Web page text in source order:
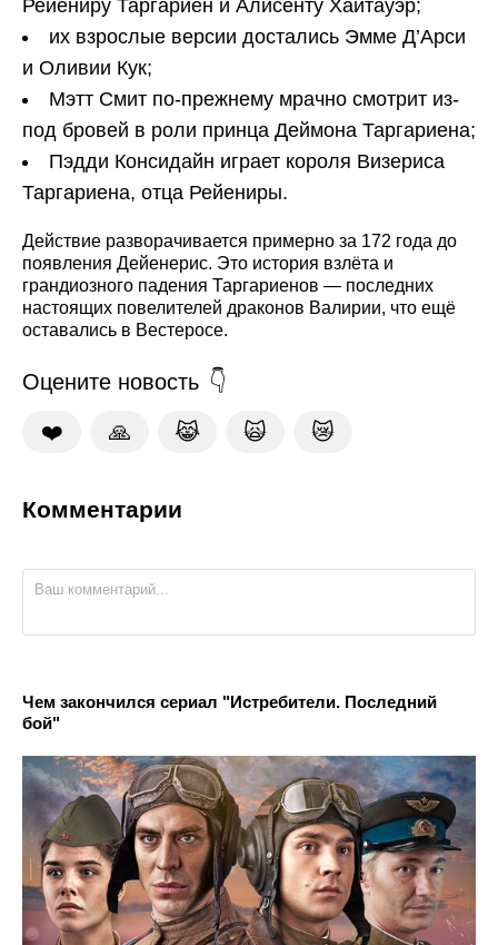
Рейениру Таргариен и Алисенту Хайтауэр;
их взрослые версии достались Эмме Д’Арси
и Оливии Кук;
Мэтт Смит по-прежнему мрачно смотрит из-
под бровей в роли принца Деймона Таргариена;
Пэдди Консидайн играет короля Визериса
Таргариена, отца Рейениры.
Действие разворачивается примерно за 172 года до
появления Дейенерис. Это история взлёта и
грандиозного падения Таргариенов — последних
настоящих повелителей драконов Валирии, что ещё
оставались в Вестеросе.
Оцените новость
❤️ 🙏 😹 🙀 😿
Комментарии
Чем закончился сериал "Истребители. Последний
бой"